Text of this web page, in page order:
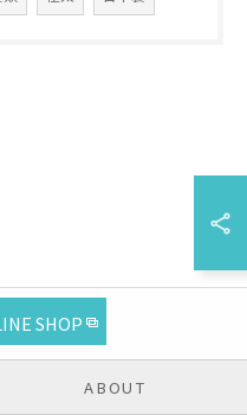
SHOP
ABOUT